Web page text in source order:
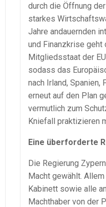
durch die Öffnung
starkes
Jahre andauernden
und Finanzkrise
Mitgliedsstaat der
sodass das
nach Irland, Spanien,
erneut auf den Plan
vermutlich zum
Kniefall praktizieren
Eine überforderte
Die Regierung
Macht gewählt.
Kabinett sowie alle
Machthaber von der